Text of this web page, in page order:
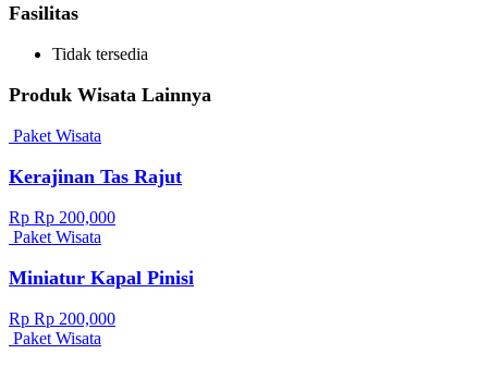
Fasilitas
Tidak tersedia
Produk Wisata Lainnya
Paket Wisata
Kerajinan Tas Rajut
Rp Rp 200,000
Paket Wisata
Miniatur Kapal Pinisi
Rp Rp 200,000
Paket Wisata